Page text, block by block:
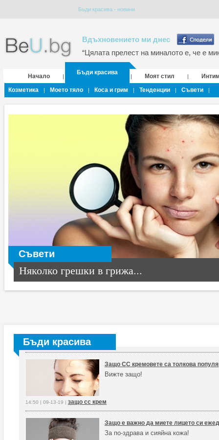
Бъди красива - новини
Вдъхновението ми днес
“Цялата прелест на миналото е, че е
Начало |
Бъди красива
| Моят стил |
Козметика
| Моето тяло | Коса и грим | Тенденции | Съвети |
Съвети
Няколко грешки в грижа...
Бъди красива
Защо CC кремовете са толкова
Вижте защо!
14:50 | 09-13-19 | защо cc крем
Защо е важно да миете лицето си
За по-здрава и сияйна кожа!